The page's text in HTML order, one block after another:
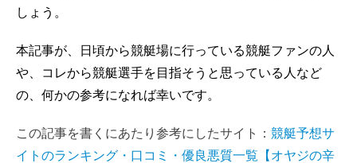
しょう。
本記事が、日頃から競艇場に行っている競艇ファンの人
や、コレから競艇選手を目指そうと思っている人など
の、何かの参考になれば幸いです。
この記事を書くにあたり参考にしたサイト： 競艇予想サ
イトのランキング・口コミ・優良悪質一覧【オヤジの辛